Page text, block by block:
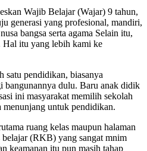
Wajib Belajar (Wajar) 9 tahun,
generasi yang profesional, mandiri,
bangsa serta agama Selain itu,
Hal itu yang lebih kami ke
satu pendidikan, biasanya
bangunannya dulu. Baru anak didik
ini masyarakat memilih sekolah
menunjang untuk pendidikan.
ruang kelas maupun halaman
(RKB) yang sangat mnim
keamanan itu pun masih tahap